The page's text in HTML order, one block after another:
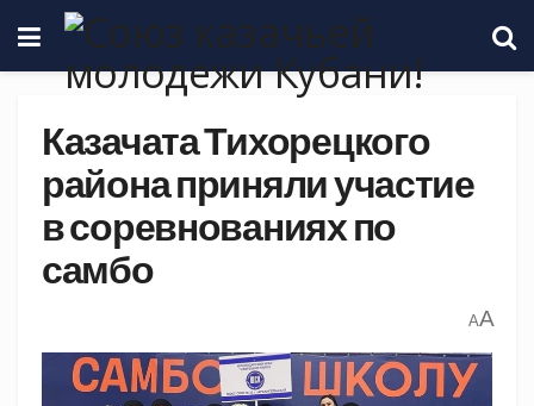
Казачата Тихорецкого
района приняли участие
в соревнованиях по
самбо
AA